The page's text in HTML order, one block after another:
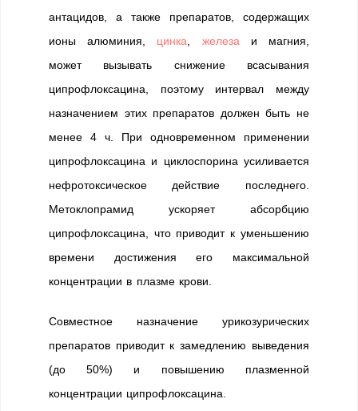
антацидов, а также препаратов, содержащих
ионы алюминия, цинка железа и магния,
может вызывать снижение всасывания
ципрофлоксацина, поэтому интервал между
назначением этих препаратов должен быть не
менее 4 ч. При одновременном применении
ципрофлоксацина и циклоспорина усиливается
нефротоксическое действие последнего.
Метоклопрамид ускоряет абсорбцию
ципрофлоксацина, что приводит к уменьшению
времени достижения его максимальной
концентрации в плазме крови.
Совместное назначение урикозурических
препаратов приводит к замедлению выведения
(до 50%) и повышению плазменной
концентрации ципрофлоксацина.